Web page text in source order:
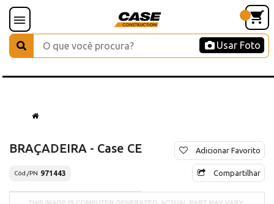
Usar Foto
BRAÇADEIRA - Case CE
Cód./PN 971443
Adicionar Favorito
Compartilhar